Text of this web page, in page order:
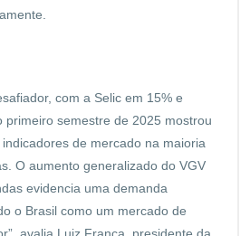
com a Selic em 15% e
primeiro semestre de 2025 mostrou
de mercado na maioria
O aumento generalizado do VGV
evidencia uma demanda
o Brasil como um mercado de